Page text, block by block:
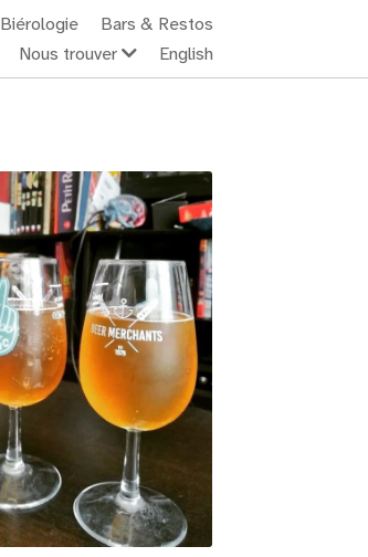
Biérologie
Bars & Restos
Nous trouver English